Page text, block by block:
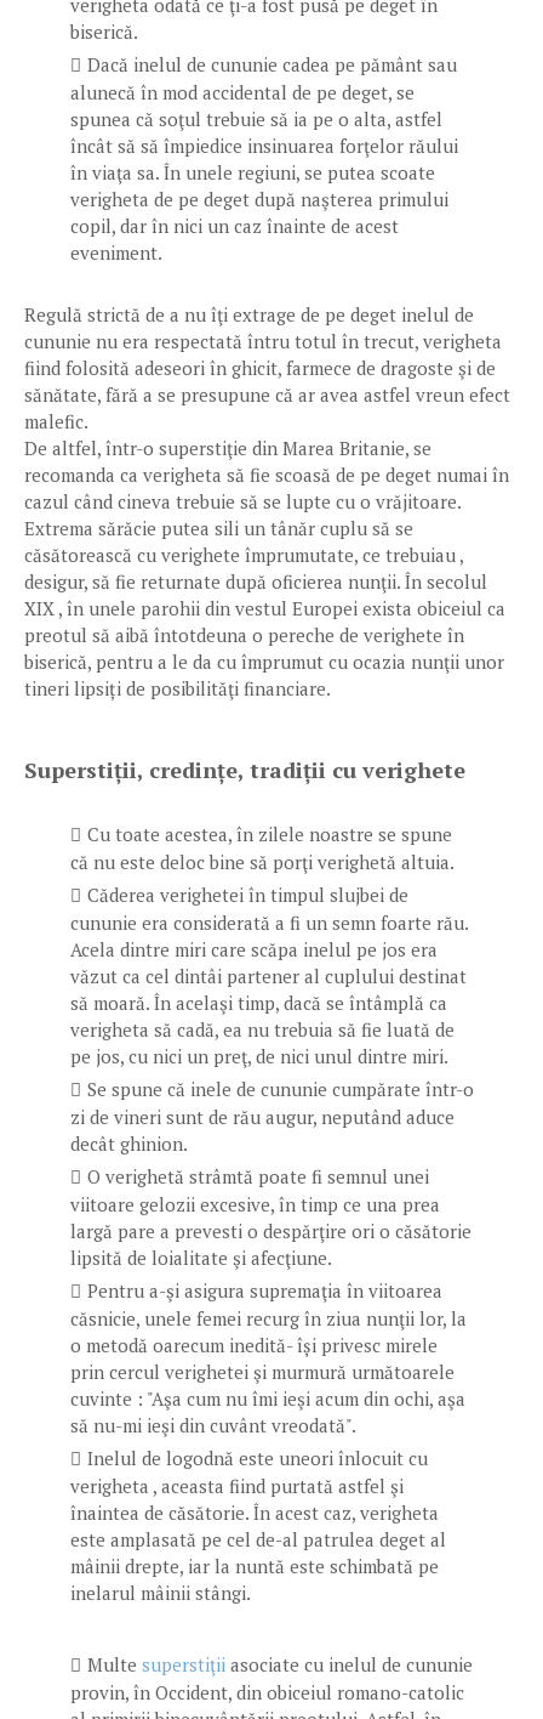
biserică.
Dacă inelul de cununie cadea pe pământ sau
alunecă în mod accidental de pe deget, se
spunea că soţul trebuie să ia pe o alta, astfel
încât să să împiedice insinuarea forţelor răului
în viaţa sa. În unele regiuni, se putea scoate
verigheta de pe deget după naşterea primului
copil, dar în nici un caz înainte de acest
eveniment.
Regulă strictă de a nu îţi extrage de pe deget inelul de
cununie nu era respectată întru totul în trecut, verigheta
fiind folosită adeseori în ghicit, farmece de dragoste şi de
sănătate, fără a se presupune că ar avea astfel vreun efect
malefic.
De altfel, într-o superstiţie din Marea Britanie, se
recomanda ca verigheta să fie scoasă de pe deget numai în
cazul când cineva trebuie să se lupte cu o vrăjitoare.
Extrema sărăcie putea sili un tânăr cuplu să se
căsătorească cu verighete împrumutate, ce trebuiau ,
desigur, să fie returnate după oficierea nunţii. În secolul
XIX , în unele parohii din vestul Europei exista obiceiul ca
preotul să aibă întotdeuna o pereche de verighete în
biserică, pentru a le da cu împrumut cu ocazia nunţii unor
tineri lipsiți de posibilităţi financiare.
Superstiții, credințe, tradiții cu verighete
Cu toate acestea, în zilele noastre se spune
că nu este deloc bine să porţi verighetă altuia.
Căderea verighetei în timpul slujbei de
cununie era considerată a fi un semn foarte rău.
Acela dintre miri care scăpa inelul pe jos era
văzut ca cel dintâi partener al cuplului destinat
să moară. În acelaşi timp, dacă se întâmplă ca
verigheta să cadă, ea nu trebuia să fie luată de
pe jos, cu nici un preţ, de nici unul dintre miri.
Se spune că inele de cununie cumpărate într-o
zi de vineri sunt de rău augur, neputând aduce
decât ghinion.
O verighetă strâmtă poate fi semnul unei
viitoare gelozii excesive, în timp ce una prea
largă pare a prevesti o despărţire ori o căsătorie
lipsită de loialitate şi afecţiune.
Pentru a-şi asigura supremaţia în viitoarea
căsnicie, unele femei recurg în ziua nunţii lor, la
o metodă oarecum inedită- își privesc mirele
prin cercul verighetei şi murmură următoarele
cuvinte : "Aşa cum nu îmi ieşi acum din ochi, aşa
să nu-mi ieşi din cuvânt vreodată".
Inelul de logodnă este uneori înlocuit cu
verigheta , aceasta fiind purtată astfel şi
înaintea de căsătorie. În acest caz, verigheta
este amplasată pe cel de-al patrulea deget al
mâinii drepte, iar la nuntă este schimbată pe
inelarul mâinii stângi.
Multe superstiţii asociate cu inelul de cununie
provin, în Occident, din obiceiul romano-catolic